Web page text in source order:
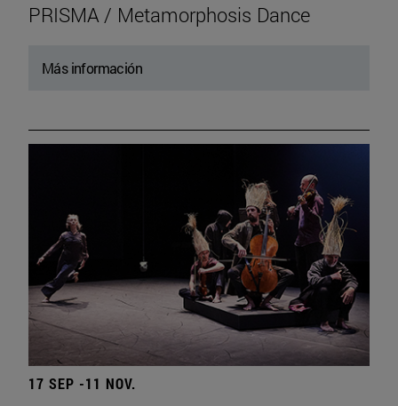
PRISMA / Metamorphosis Dance
Más información
17 SEP -11 NOV.